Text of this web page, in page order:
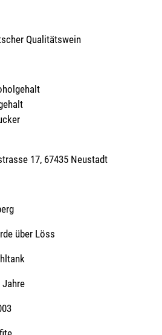
Qualitätswein
17, 67435 Neustadt
über Löss
Jahre